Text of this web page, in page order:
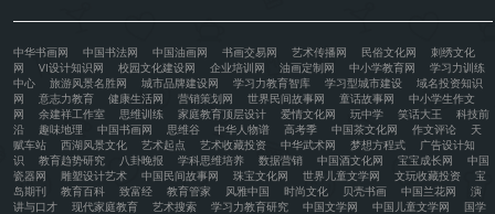
中华书画网 中国书法网 中国油画网 书画交易网 艺术传播网 民俗文化网
刺绣文化
网
VI设计知识网 校园文化建设网 企业培训网 油画定制网 中小学教育网
学习力训练
中心
旅游风景名胜网 城市品牌建设网 学习力教育智库 学习型城市建设
域名投资知识
网
意志力教育 健康生活网 营销策划网 世界民间故事网 童话故事网
中小学生作文
网
余建祥工作室 思维训练 家庭教育顶层设计 爱情文化网 玩中学 笑话大王
科技前
沿
趣味地理 中国书画网 思维谷 中华人物谱 高考季 中国茶文化网 作文评论
天
赋车站
西湖风景文化 艺术起点 艺术收藏投资 中华武术网 梦想方程式
广告设计知
识
教育趋势研究 八卦晚报 学科思维培养 数据营销 中国酒文化网 宝宝成长网
中国
瓷器网
雕塑设计艺术 中国民间故事网 珠宝文化网 世界儿童文学网 文玩收藏投资
宝
岛期刊
教育百科 致富经 教育管家 风雅中国 时尚文化 贝壳书画 中国兰花网
演
讲与口才
现代家庭教育 艺术搜索 学习力教育研究 中国文学网 中国儿童文学网 国学